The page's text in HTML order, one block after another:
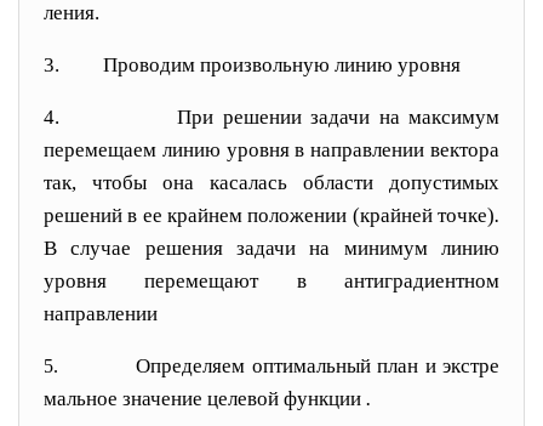
ления.
3. Проводим произвольную линию уровня
4.
При решении задачи на максимум
перемещаем линию уровняв направлении вектора
так, чтобы она касалась области допустимых
решений в ее крайнем положении (крайней точке).
В случае решения задачи на минимум линию
уровняперемещают в антиградиентном
направлении
5. Определяем оптимальный план и экстре
мальное значение целевой функции .